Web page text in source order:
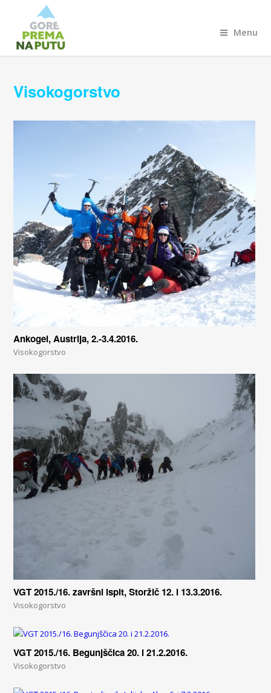
Menu
Visokogorstvo
Ankogel, Austrija, 2.-3.4.2016.
Visokogorstvo
VGT 2015./16. završni ispit, Storžič 12. i 13.3.2016.
Visokogorstvo
VGT 2015./16. Begunjščica 20. i 21.2.2016.
Visokogorstvo